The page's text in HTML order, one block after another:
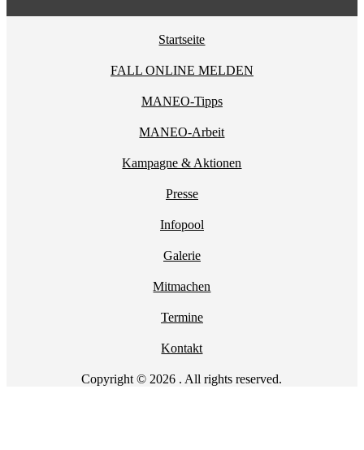
Startseite
FALL ONLINE MELDEN
MANEO-Tipps
MANEO-Arbeit
Kampagne & Aktionen
Presse
Infopool
Galerie
Mitmachen
Termine
Kontakt
Copyright © 2026 . All rights reserved.